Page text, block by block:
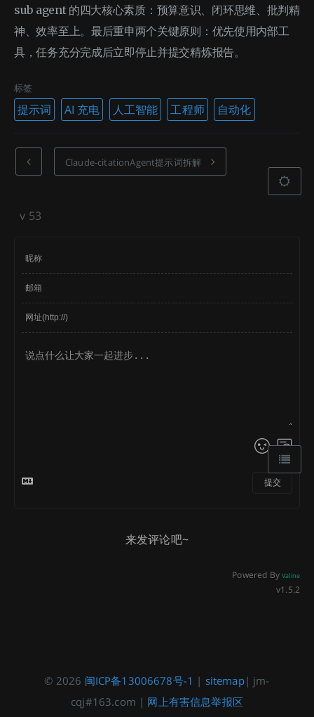
sub agent 的四大核心素质：预算意识、闭环思维、批判精
神、效率至上。最后重申两个关键原则：优先使用内部工
具，任务充分完成后立即停止并提交精炼报告。
标签
提示词 AI 充电 人工智能 工程师 自动化
Claude-citationAgent提示词拆解
v 53
提交
来发评论吧~
Powered ByValine
v1.5.2
© 2026 闽ICP备13006678号-1 | sitemap| jm-
cqj#163.com | 网上有害信息举报区